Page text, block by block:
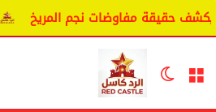
حقيقة مفاوضات نجم المريخ
القائمة الوضع المظلم